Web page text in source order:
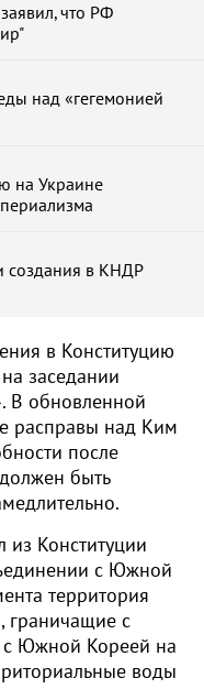
что РФ
над «гегемонией
на Украине
создания в КНДР
в Конституцию
заседании
В обновленной
расправы над Ким
после
быть
из Конституции
с Южной
территория
граничащие с
с Южной Кореей на
воды